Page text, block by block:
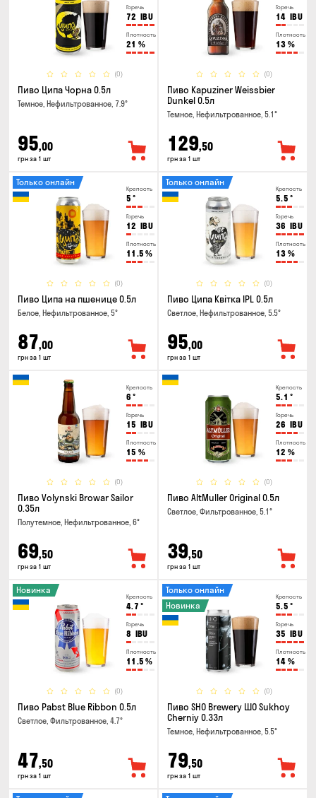
Горечь
72 IBU
Плотность
21 %
(0)
Пиво Ципа Чорна 0.5л
Темное, Нефильтрованное, 7.9°
95,00
грн за 1 шт
Горечь
14 IBU
Плотность
13 %
(0)
Пиво Kapuziner Weissbier
Dunkel 0.5л
Темное, Нефильтрованное, 5.1°
129,50
грн за 1 шт
Крепость
5 °
Горечь
12 IBU
Плотность
11.5 %
(0)
Только онлайн
Пиво Ципа на пшенице 0.5л
Белое, Нефильтрованное, 5°
87,00
грн за 1 шт
Крепость
5.5 °
Горечь
36 IBU
Плотность
13 %
(0)
Только онлайн
Пиво Ципа Квітка IPL 0.5л
Светлое, Нефильтрованное, 5.5°
95,00
грн за 1 шт
Крепость
6 °
Горечь
15 IBU
Плотность
15 %
(0)
Пиво Volynski Browar Sailor
0.35л
Полутемное, Нефильтрованное, 6°
69,50
грн за 1 шт
Крепость
5.1 °
Горечь
26 IBU
Плотность
12 %
(0)
Пиво AltMuller Original 0.5л
Светлое, Фильтрованное, 5.1°
39,50
грн за 1 шт
Крепость
4.7 °
Горечь
8 IBU
Плотность
11.5 %
(0)
Новинка
Пиво Pabst Blue Ribbon 0.5л
Светлое, Фильтрованное, 4.7°
47,50
грн за 1 шт
Крепость
5.5 °
Горечь
35 IBU
Плотность
14 %
(0)
Только онлайн
Новинка
Пиво SHO Brewery ШО Sukhoy
Cherniy 0.33л
Темное, Нефильтрованное, 5.5°
79,50
грн за 1 шт